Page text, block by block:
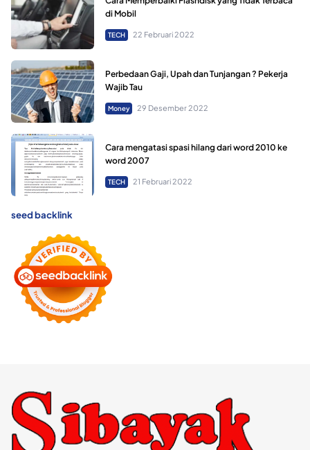
di Mobil
TECH 22 Februari 2022
Perbedaan Gaji, Upah dan Tunjangan ? Pekerja
Wajib Tau
Money 29 Desember 2022
Cara mengatasi spasi hilang dari word 2010 ke
word 2007
TECH 21 Februari 2022
seed backlink